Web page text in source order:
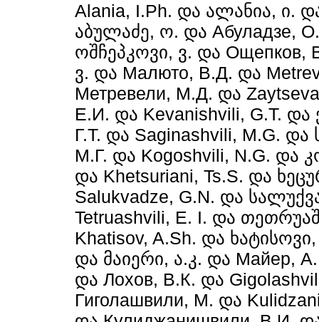
Alania, I.Ph. და ალანია, ი.
აბულაძე, ო. და Абуладзе,
ოშჩეპკოვი, ვ. და Ощепков,
ვ. და Малюто, В.Д. და
Метревели, М.Д. და
Е.И. და Kevanishvili, G.T. და
Г.Т. და Saginashvili, M.G. და
М.Г. და Kogoshvili, N.G. და
და Khetsuriani, Ts.S. და
Salukvadze, G.N. და
Tetruashvili, E. I. და
Khatisov, A.Sh. და
და მაიერი, ა.კ. და Майер,
და Лохов, В.К. და
Гиголашвили, М. და